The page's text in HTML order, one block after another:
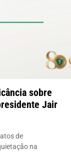
sobre
Jair
de
na